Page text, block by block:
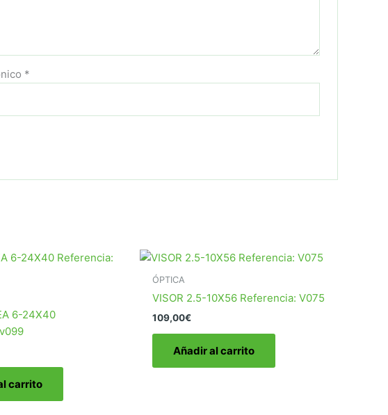
*
6-24X40
carrito
ÓPTICA
VISOR 2.5-10X56 Referencia: V075
109,00€
Añadir al carrito